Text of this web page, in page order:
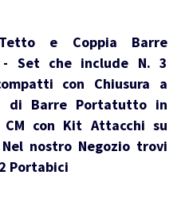
e Coppia Barre
Set che include N. 3
con Chiusura a
di Barre Portatutto in
con Kit Attacchi su
nostro Negozio trovi
Portabici